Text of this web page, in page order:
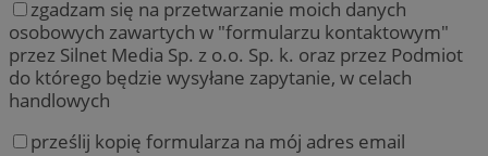
zgadzam się na przetwarzanie moich danych
osobowych zawartych w "formularzu kontaktowym"
przez Silnet Media Sp. z o.o. Sp. k. oraz przez Podmiot
do którego będzie wysyłane zapytanie, w celach
handlowych
prześlij kopię formularza na mój adres email